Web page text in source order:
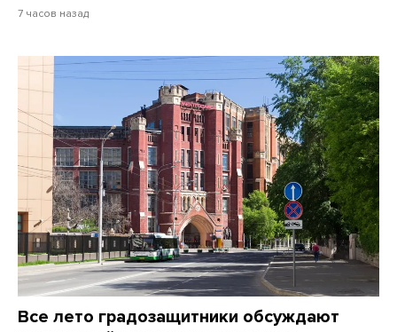
7 часов назад
Все лето градозащитники обсуждают